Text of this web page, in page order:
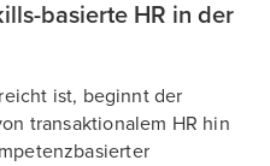
basierte HR in der
ist, beginnt der
transaktionalem HR hin